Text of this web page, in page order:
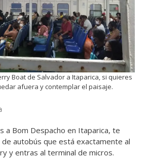
Boat de Salvador a Itaparica, si quieres
afuera y contemplar el paisaje.
a Bom Despacho en Itaparica, te
autobús que está exactamente al
y entras al terminal de micros.